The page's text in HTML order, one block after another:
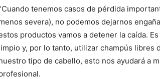
tenemos casos de pérdida
severa), no podemos dejarnos
productos vamos a detener la caída.
y, por lo tanto, utilizar champús libres
tipo de cabello, esto nos ayudará a